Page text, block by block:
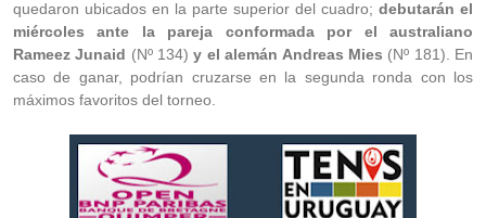
quedaron ubicados en la parte superior del cuadro; debutarán el
miércoles ante la pareja conformada por el australiano
Rameez Junaid (Nº 134)y el alemán Andreas Mies (Nº 181). En
caso de ganar, podrían cruzarse en la segunda ronda con los
máximos favoritos del torneo.